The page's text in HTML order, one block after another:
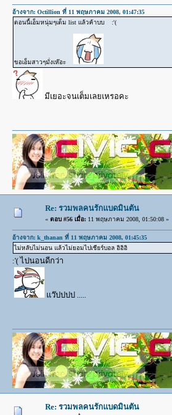
อ้างจาก: Octillion ที่ 11 พฤษภาคม 2008, 01:47:35
ตอนนี้เอ็มหนุ่มๆเต็ม list แล้วค้าบบ :'(
ขอเอ็มสาวๆมั่งเห๊อะ
มีเยอะจนเต็มเลยเหรอคะ
Re: รวมพลคนรักแบดมินตัน
« ตอบ #56 เมื่อ:11 พฤษภาคม 2008, 01:50:08 »
อ้างจาก: k_thanan ที่ 11 พฤษภาคม 2008, 01:45:35
ไม่หลับไม่นอน แล้วไม่ยอมไปเชียร์บอล อิอิอิ
:'( ไปนอนดีกว่า
แว๊ปปปป .....
Re: รวมพลคนรักแบดมินตัน